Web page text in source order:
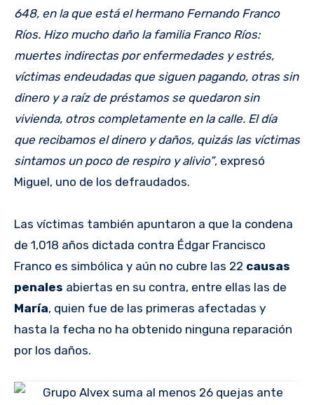
648, en la que está el hermano Fernando Franco
Ríos. Hizo mucho daño la familia Franco Ríos:
muertes indirectas por enfermedades y estrés,
víctimas endeudadas que siguen pagando, otras sin
dinero y a raíz de préstamos se quedaron sin
vivienda, otros completamente en la calle. El día
que recibamos el dinero y daños, quizás las víctimas
sintamos un poco de respiro y alivio”, expresó
Miguel, uno de los defraudados.
Las víctimas también apuntaron a que la condena
de 1,018 años dictada contra Édgar Francisco
Franco es simbólica y aún no cubre las 22 causas
penales abiertas en su contra, entre ellas las de
María, quien fue de las primeras afectadas y
hasta la fecha no ha obtenido ninguna reparación
por los daños.